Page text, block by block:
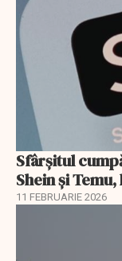
Sfârșitul
Shein și
11 FEBRUARIE 2026